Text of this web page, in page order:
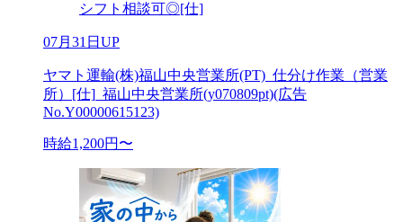
シフト相談可◎[仕]
07月31日UP
ヤマト運輸(株)福山中央営業所(PT)_仕分け作業（営業
所）[仕]_福山中央営業所(y070809pt)(広告
No.Y00000615123)
時給1,200円〜